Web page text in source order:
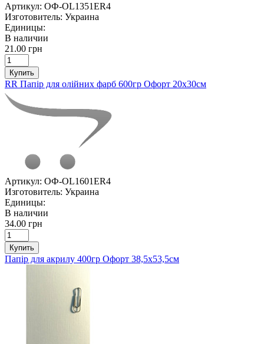
Артикул: ОФ-OL1351ER4
Изготовитель: Украина
Единицы:
В наличии
21.00 грн
Купить
RR Папір для олійних фарб 600гр Офорт 20х30см
Артикул: ОФ-OL1601ER4
Изготовитель: Украина
Единицы:
В наличии
34.00 грн
Купить
Папір для акрилу 400гр Офорт 38,5х53,5см